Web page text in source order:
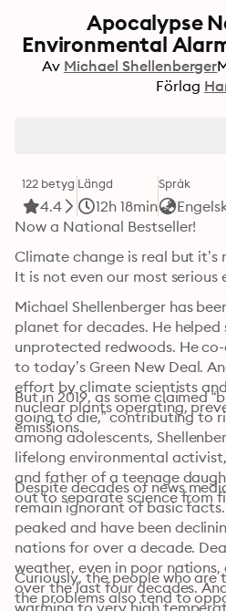
Apocalypse
Environmental
Av Michael Shellenberger
Förlag
122 betyg
4.4
Längd
12h 18min
Språk
Climate change is real but
Michael Shellenberger has
planet for decades. He helped
unprotected redwoods. He
to today’s Green New Deal.
effort by climate scientists
nuclear plants operating,
emissions.
But in 2019, as some claimed
going to die,” contributing to
among adolescents,
lifelong environmental
and father of a teenage
out to separate science from
Despite decades of news
remain ignorant of basic
peaked and have been
nations for over a decade.
weather, even in poor
over the last four decades.
warming to very high
Curiously, the people who
the problems also tend to